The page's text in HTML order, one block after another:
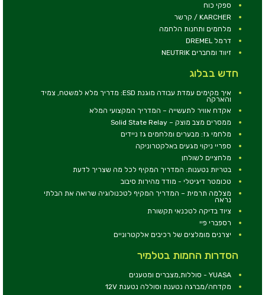
ספקי כוח
KARCHER / קרשר
מלחמים ותחנות הלחמה
דרמל DREMEL
זיווד ומחברים NEUTRIK
חדש בבלוג
איך מקימים עמדת עבודה מוגנת ESD: מדריך מלא למשטח, צמיד
והארקה
אקדח אוויר לתעשייה – המדריך המקצועי המלא
ממסרים מצב מוצק – Solid State Relay
מלחמי גז: מבערים ומלחמים גז ניידים
ספריי ניקוי מגעים באלקטרוניקה
מלחציים לשולחן
בטריות נטענות: המדריך המקיף לכל מה שצריך לדעת
טכומטר דיגיטלי - מודד מהירות סיבוב
מצלמה תרמית – המדריך המקיף לטכנולוגיה שרואה את הבלתי
נראה
ציוד בדיקה לטכנאי תקשורת
רספברי פיי
יצרנים מומלצים של רכיבים אלקטרוניים
הסדרות החמות בטלמיר
YUASA - סוללות,מצברים ומטענים
מקדחה/מברגה נטענת וסוללה נטענת 12V